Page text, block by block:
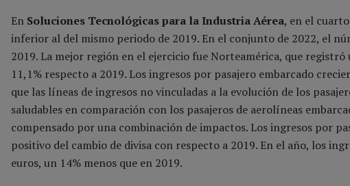
En Soluciones Tecnológicas para la Industria Aérea, en el
inferior al del mismo periodo de 2019. En el conjunto de 2022, el
2019. La mejor región en el ejercicio fue Norteamérica, que
11,1% respecto a 2019. Los ingresos por pasajero embarcado
que las líneas de ingresos no vinculadas a la evolución de los
saludables en comparación con los pasajeros de aerolíneas
compensado por una combinación de impactos. Los ingresos por
positivo del cambio de divisa con respecto a 2019. En el año, los
euros, un 14% menos que en 2019.